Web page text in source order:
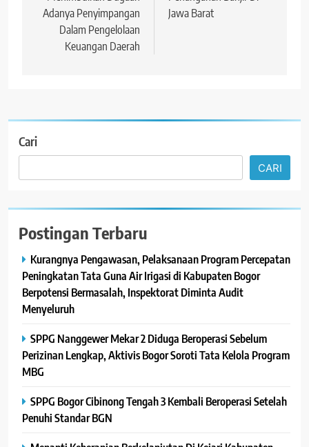
Adanya Penyimpangan
Dalam Pengelolaan
Keuangan Daerah
Jawa Barat
Cari
CARI
Postingan Terbaru
Kurangnya Pengawasan, Pelaksanaan Program Percepatan
Peningkatan Tata Guna Air Irigasi di Kabupaten Bogor
Berpotensi Bermasalah, Inspektorat Diminta Audit
Menyeluruh
SPPG Nanggewer Mekar 2 Diduga Beroperasi Sebelum
Perizinan Lengkap, Aktivis Bogor Soroti Tata Kelola Program
MBG
SPPG Bogor Cibinong Tengah 3 Kembali Beroperasi Setelah
Penuhi Standar BGN